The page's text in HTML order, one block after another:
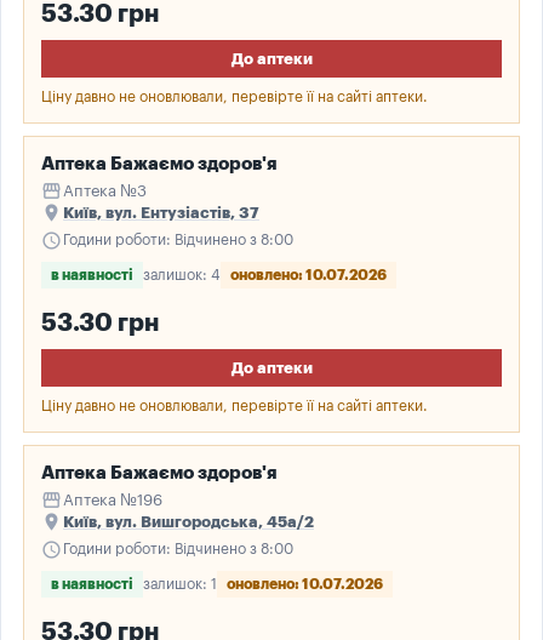
53.30 грн
До аптеки
Ціну давно не оновлювали, перевірте її на сайті аптеки.
Аптека Бажаємо здоров'я
storefront Аптека №3
place Київ, вул. Ентузіастів, 37
schedule Години роботи: Відчинено з 8:00
в наявності залишок: 4 оновлено: 10.07.2026
53.30 грн
До аптеки
Ціну давно не оновлювали, перевірте її на сайті аптеки.
Аптека Бажаємо здоров'я
storefront Аптека №196
place Київ, вул. Вишгородська, 45а/2
schedule Години роботи: Відчинено з 8:00
в наявності залишок: 1 оновлено: 10.07.2026
53.30 грн